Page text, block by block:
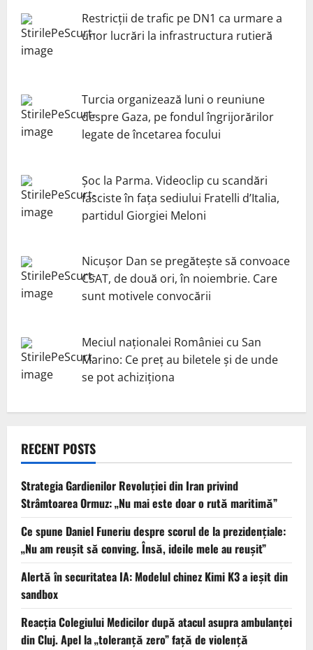
Restricții de trafic pe DN1 ca urmare a
unor lucrări la infrastructura rutieră
Turcia organizează luni o reuniune
despre Gaza, pe fondul îngrijorărilor
legate de încetarea focului
Șoc la Parma. Videoclip cu scandări
fasciste în fața sediului Fratelli d’Italia,
partidul Giorgiei Meloni
Nicuşor Dan se pregăteşte să convoace
CSAT, de două ori, în noiembrie. Care
sunt motivele convocării
Meciul naționalei României cu San
Marino: Ce preț au biletele și de unde
se pot achiziționa
RECENT POSTS
Strategia Gardienilor Revoluției din Iran privind
Strâmtoarea Ormuz: „Nu mai este doar o rută maritimă”
Ce spune Daniel Funeriu despre scorul de la prezidențiale:
„Nu am reușit să conving. Însă, ideile mele au reușit”
Alertă în securitatea IA: Modelul chinez Kimi K3 a ieșit din
sandbox
Reacția Colegiului Medicilor după atacul asupra ambulanței
din Cluj. Apel la „toleranță zero” față de violență